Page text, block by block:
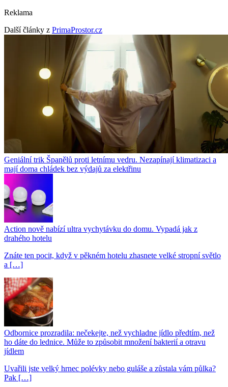
Reklama
Další články z PrimaProstor.cz
Geniální trik Španělů proti letnímu vedru. Nezapínají klimatizaci a
mají doma chládek bez výdajů za elektřinu
Action nově nabízí ultra vychytávku do domu. Vypadá jak z
drahého hotelu
Znáte ten pocit, když v pěkném hotelu zhasnete velké stropní světlo
a […]
Odbornice prozradila: nečekejte, než vychladne jídlo předtím, než
ho dáte do lednice. Může to způsobit množení bakterií a otravu
jídlem
Uvařili jste velký hrnec polévky nebo guláše a zůstala vám půlka?
Pak […]